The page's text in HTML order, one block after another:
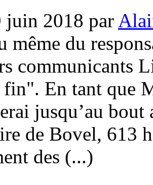
juin 2018 par
même du
communicants
fin". En tant que
jusqu’au
de Bovel, 613
des (...)